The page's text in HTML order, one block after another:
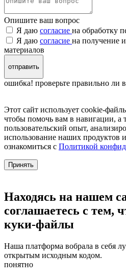
Опишите ваш вопрос
Я даю согласие на обработку
Я даю согласие на получение
материалов
отправить
ошибка! проверьте правильно ли
Этот сайт использует cookie-
чтобы помочь вам в навигации, а
пользовательский опыт,
использование наших продуктов
ознакомиться с Политикой
Принять
Находясь на нашем
соглашаетесь с тем,
куки-файлы
Наша платформа вобрала в себя
открытым исходным кодом.
понятно